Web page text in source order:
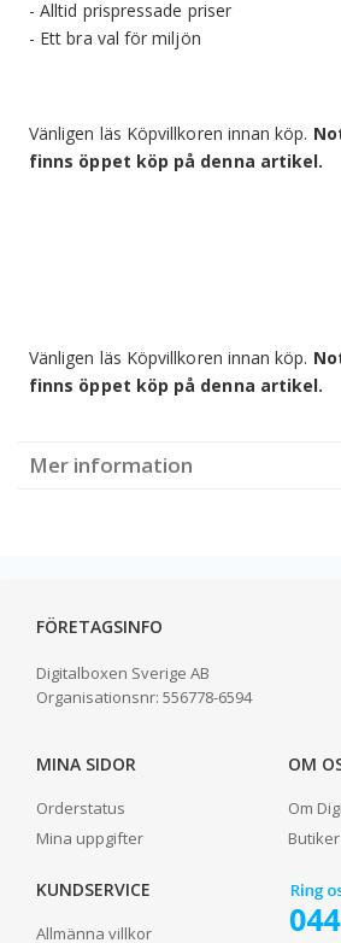
- Alltid prispressade priser
- Ett bra val för miljön
Vänligen läs Köpvillkoren innan köp.
finns öppet köp på denna artikel.
Vänligen läs Köpvillkoren innan köp.
finns öppet köp på denna artikel.
Mer information
FÖRETAGSINFO
Digitalboxen Sverige AB
Organisationsnr: 556778-6594
MINA SIDOR
Orderstatus
Mina uppgifter
OM
Om
KUNDSERVICE
Allmänna villkor